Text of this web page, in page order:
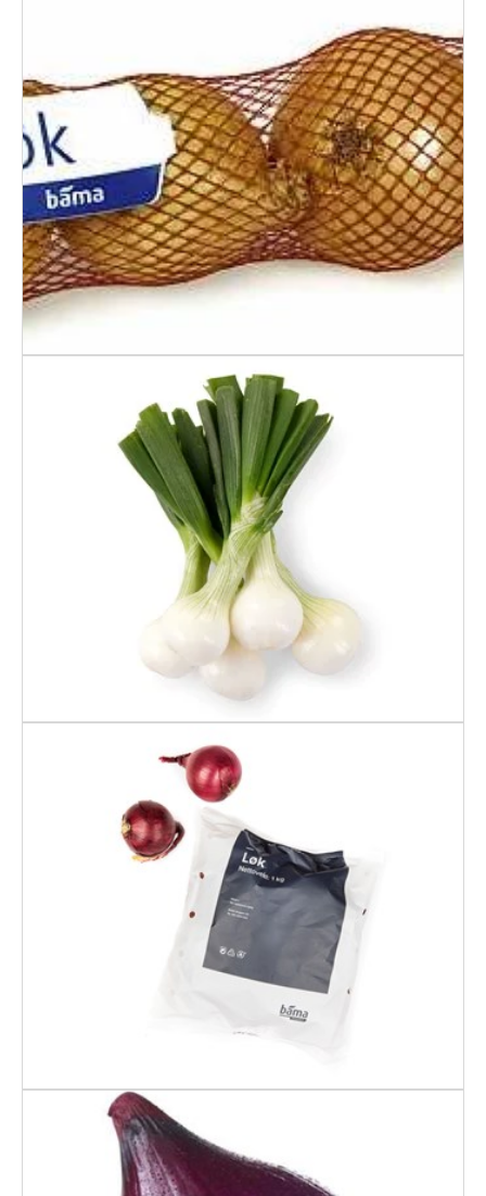
Løk I Strømpe 4 Pk
LØK NORSK BUNT
RØDLØK 1KG